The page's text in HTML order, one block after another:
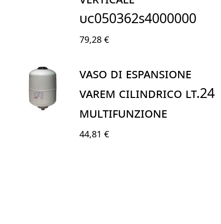
UC050362S4000000
79,28 €
VASO DI ESPANSIONE
VAREM CILINDRICO LT.24
MULTIFUNZIONE
44,81 €